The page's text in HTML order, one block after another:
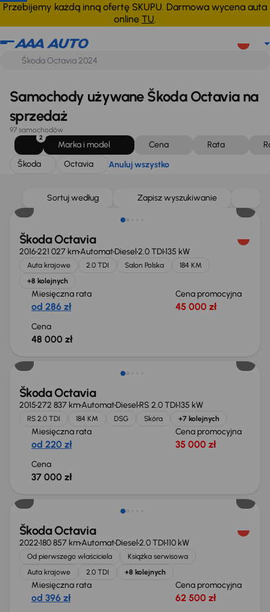
Przebijemy każdą inną ofertę SKUPU. Darmowa wycena auta
online TU.
Škoda Octavia Anuluj wszystko
Samochody używane Škoda Octavia na
sprzedaż
97 samochodów
2
Marka i model Cena Rata
Škoda
Octavia Anuluj wszystko
Sortuj według Zapisz wyszukiwanie
Škoda Octavia
2016221 027 kmAutomatDiesel2.0 TDI135 kW
Auta krajowe 2.0 TDI Salon Polska
184 KM
+8 kolejnych
Miesięczna rata
od 286 zł
Cena promocyjna
45 000 zł
Cena
48 000 zł
Škoda Octavia
2015272 837 kmAutomatDiesel RS 2.0 TDI135 kW
RS 2.0 TDI 184 KM DSG Skóra +7 kolejnych
Miesięczna rata
od 220 zł
Cena promocyjna
35 000 zł
Cena
37 000 zł
Škoda Octavia
2022180 857 kmAutomatDiesel2.0 TDI110 kW
Od pierwszego właściciela
Książka serwisowa
Auta krajowe
2.0 TDI +8 kolejnych
Miesięczna rata
od 396 zł
Cena promocyjna
62 500 zł